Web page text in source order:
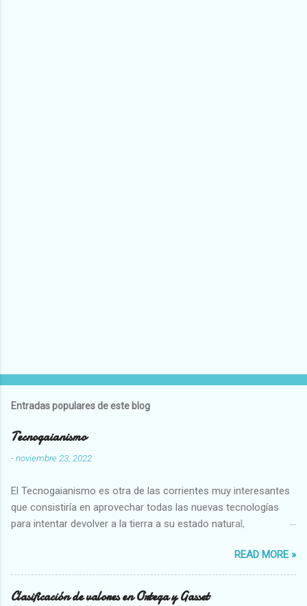
Entradas populares de este blog
Tecnogaianismo
-noviembre 23, 2022
El Tecnogaianismo es otra de las corrientes muy interesantes
que consistiría en aprovechar todas las nuevas tecnologías
para intentar devolver a la tierra a su estado natural,
READ MORE »
Clasificación de valores en Ortega y Gasset